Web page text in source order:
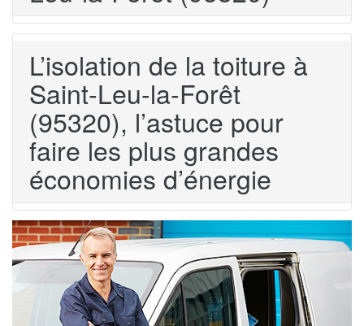
L’isolation de la toiture à
Saint-Leu-la-Forêt
(95320), l’astuce pour
faire les plus grandes
économies d’énergie